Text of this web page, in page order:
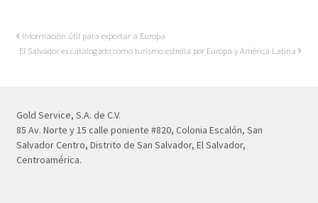
Información útil para exportar a Europa
El Salvador es catalogado como turismo estrella por Europa y América Latina
Gold Service, S.A. de C.V.
85 Av. Norte y 15 calle poniente #820, Colonia Escalón, San
Salvador Centro, Distrito de San Salvador, El Salvador,
Centroamérica.